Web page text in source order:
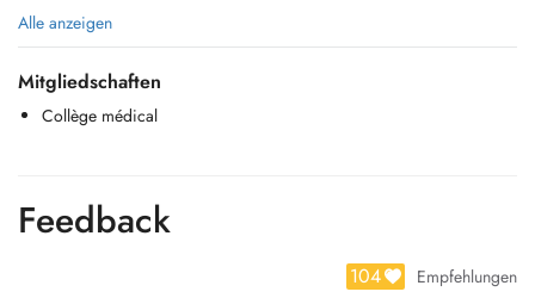
Alle anzeigen
Mitgliedschaften
Collège médical
Feedback
104 Empfehlungen